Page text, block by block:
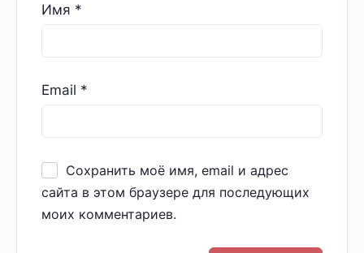
Имя *
Email *
Сохранить моё имя, email и адрес
сайта в этом браузере для последующих
моих комментариев.